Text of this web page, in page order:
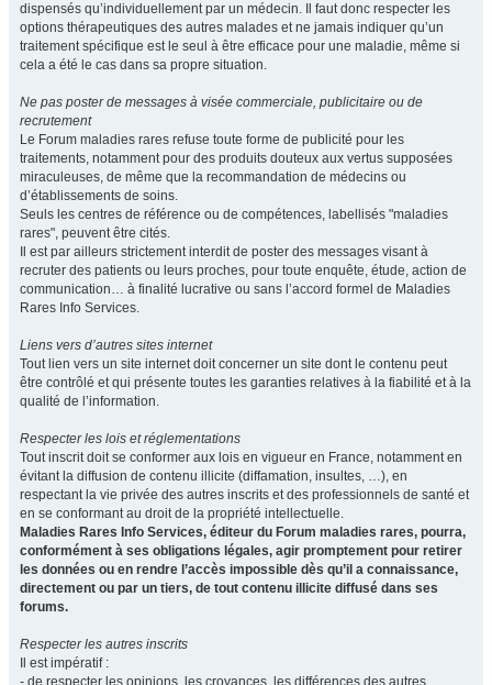
dispensés qu’individuellement par un médecin. Il faut donc respecter les
options thérapeutiques des autres malades et ne jamais indiquer qu’un
traitement spécifique est le seul à être efficace pour une maladie, même si
cela a été le cas dans sa propre situation.
Ne pas poster de messages à visée commerciale, publicitaire ou de
recrutement
Le Forum maladies rares refuse toute forme de publicité pour les
traitements, notamment pour des produits douteux aux vertus supposées
miraculeuses, de même que la recommandation de médecins ou
d’établissements de soins.
Seuls les centres de référence ou de compétences, labellisés "maladies
rares", peuvent être cités.
Il est par ailleurs strictement interdit de poster des messages visant à
recruter des patients ou leurs proches, pour toute enquête, étude, action de
communication… à finalité lucrative ou sans l’accord formel de Maladies
Rares Info Services.
Liens vers d’autres sites internet
Tout lien vers un site internet doit concerner un site dont le contenu peut
être contrôlé et qui présente toutes les garanties relatives à la fiabilité et à la
qualité de l’information.
Respecter les lois et réglementations
Tout inscrit doit se conformer aux lois en vigueur en France, notamment en
évitant la diffusion de contenu illicite (diffamation, insultes, …), en
respectant la vie privée des autres inscrits et des professionnels de santé et
en se conformant au droit de la propriété intellectuelle.
Maladies Rares Info Services, éditeur du Forum maladies rares, pourra,
conformément à ses obligations légales, agir promptement pour retirer
les données ou en rendre l’accès impossible dès qu’il a connaissance,
directement ou par un tiers, de tout contenu illicite diffusé dans ses
forums.
Respecter les autres inscrits
Il est impératif :
- de respecter les opinions, les croyances, les différences des autres